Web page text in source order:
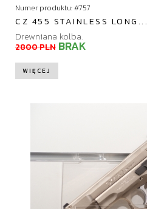
Numer produktu: #757
CZ 455 STAINLESS LONG...
Drewniana kolba.
2800 PLN BRAK
WIĘCEJ